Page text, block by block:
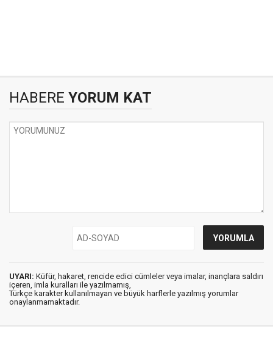
HABERE YORUM KAT
UYARI: Küfür, hakaret, rencide edici cümleler veya imalar, inançlara saldırı
içeren, imla kuralları ile yazılmamış,
Türkçe karakter kullanılmayan ve büyük harflerle yazılmış yorumlar
onaylanmamaktadır.